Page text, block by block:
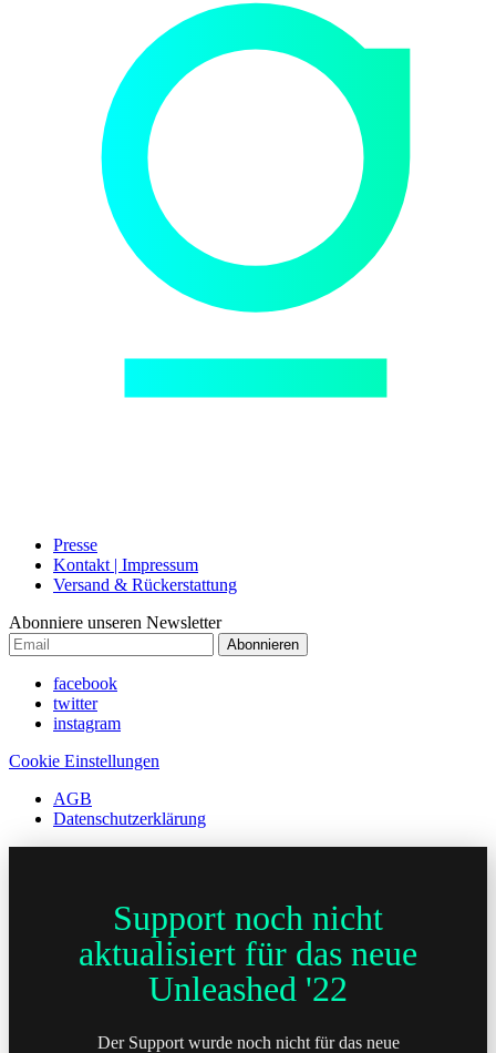
Presse
Kontakt | Impressum
Versand & Rückerstattung
Abonniere unseren Newsletter
Abonnieren
facebook
twitter
instagram
Cookie Einstellungen
AGB
Datenschutzerklärung
Support noch nicht
aktualisiert für das neue
Unleashed '22
Der Support wurde noch nicht für das neue